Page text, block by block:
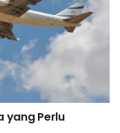
yang Perlu